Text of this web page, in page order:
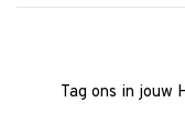
Tag ons in jouw